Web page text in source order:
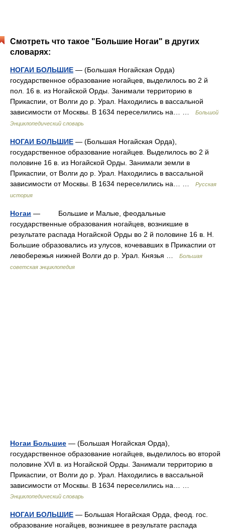
Смотреть что такое "Большие Ногаи" в других
словарях:
НОГАИ БОЛЬШИЕ — (Большая Ногайская Орда)
государственное образование ногайцев, выделилось во 2 й
пол. 16 в. из Ногайской Орды. Занимали территорию в
Прикаспии, от Волги до р. Урал. Находились в вассальной
зависимости от Москвы. В 1634 переселились на… …
Большой
Энциклопедический словарь
НОГАИ БОЛЬШИЕ — (Большая Ногайская Орда),
государственное образование ногайцев. Выделилось во 2 й
половине 16 в. из Ногайской Орды. Занимали земли в
Прикаспии, от Волги до р. Урал. Находились в вассальной
зависимости от Москвы. В 1634 переселились на… …
Русская
история
Ногаи — Большие и Малые, феодальные
государственные образования ногайцев, возникшие в
результате распада Ногайской Орды во 2 й половине 16 в. Н.
Большие образовались из улусов, кочевавших в Прикаспии от
левобережья нижней Волги до р. Урал. Князья …
Большая
советская энциклопедия
Ногаи Большие — (Большая Ногайская Орда),
государственное образование ногайцев, выделилось во второй
половине XVI в. из Ногайской Орды. Занимали территорию в
Прикаспии, от Волги до р. Урал. Находились в вассальной
зависимости от Москвы. В 1634 переселились на… …
Энциклопедический словарь
НОГАИ БОЛЬШИЕ — Большая Ногайская Орда, феод. гос.
образование ногайцев, возникшее в результате распада